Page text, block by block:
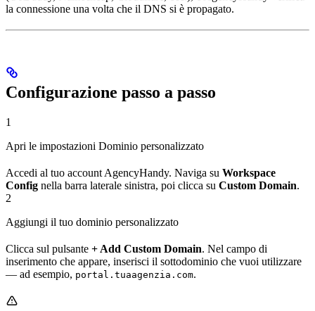
la connessione una volta che il DNS si è propagato.
Configurazione passo a passo
1
Apri le impostazioni Dominio personalizzato
Accedi al tuo account AgencyHandy. Naviga su Workspace
Config nella barra laterale sinistra, poi clicca su Custom Domain.
2
Aggiungi il tuo dominio personalizzato
Clicca sul pulsante + Add Custom Domain. Nel campo di
inserimento che appare, inserisci il sottodominio che vuoi utilizzare
— ad esempio, portal.tuaagenzia.com.